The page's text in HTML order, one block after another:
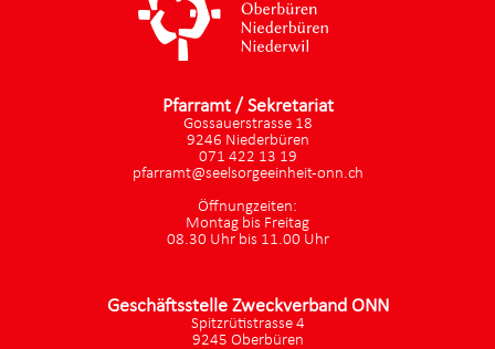
Pfarramt / Sekretariat
Gossauerstrasse 18
9246 Niederbüren
071 422 13 19
pfarramt@seelsorgeeinheit-onn.ch
Öffnungzeiten:
Montag bis Freitag
08.30 Uhr bis 11.00 Uhr
Geschäftsstelle Zweckverband ONN
Spitzrütistrasse 4
9245 Oberbüren